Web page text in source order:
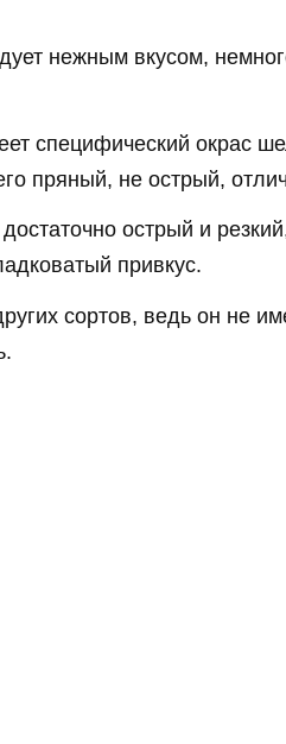
нежным вкусом,
специфический окрас
пряный, не острый,
острый и
привкус.
сортов, ведь он не